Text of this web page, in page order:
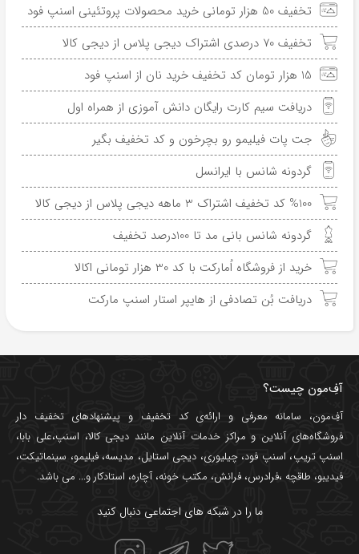
تخفیف 50 هزار تومانی خرید محصولات پروتئینی اسنپ فود
تخفیف 70 درصدی اشتراک دیجی پلاس از دیجی کالا
15 هزار تومان کد تخفیف خرید نان از اسنپ فود
دریافت سیم کارت رایگان دانش آموزی از همراه اول
جت پات فیلیمو رو بچرخون و کد تخفیف بگیر
گردونه شانس با ایرانسل
%100 کد تخفیف اشتراک 3 ماهه دیجی پلاس از دیجی کالا
گردونه شانس بانی مد تا 100درصد تخفیف
خرید از فروشگاه اُمارکت با کد 30 هزار تومانی اکالا
دریافت بُن تصادفی از هایپر استار اسنپ مارکت
آفِ‌مون چیست؟
آفِ‌مون، سامانه معرفی و ارائه‌یکد تخفیف و پیشنهادهای تخفیف دار
فروشگاه‌های آنلاین و مراکز خدمات آنلاین مانند دیجی کالا، اسنپ،علی بابا،
اسنپ تریپ، اسنپ فود،چیلیوری، دیجی استایل، مدیسه،فیلیمو، سینماتیکت،
فیدیبو، طاقچه ،فرادرس، فرانش، مکتب خونه،آچاره، استادکار و... می باشد.
ما را در شبکه های اجتماعی دنبال کنید